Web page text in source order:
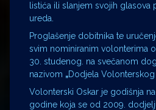
listića ili slanjem svojih glasova
ureda.
Proglašenje dobitnika te
svim nominiranim volonterima
30. studenog. na svečanom
nazivom „Dodjela Volonterskog
Volonterski Oskar je godišnja
godine koja se od 2009.